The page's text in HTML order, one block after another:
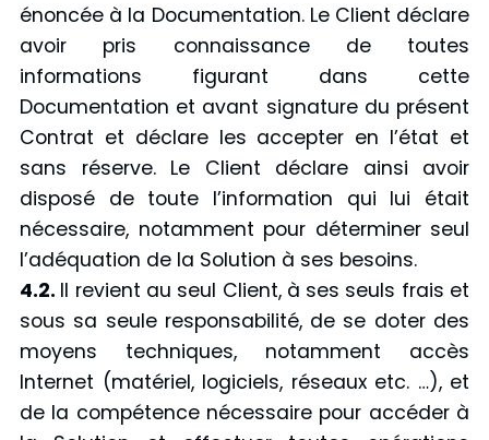
énoncée à la Documentation. Le Client déclare
avoir pris connaissance de toutes
informations figurant dans cette
Documentation et avant signature du présent
Contrat et déclare les accepter en l’état et
sans réserve. Le Client déclare ainsi avoir
disposé de toute l’information qui lui était
nécessaire, notamment pour déterminer seul
l’adéquation de la Solution à ses besoins.
4.2. Il revient au seul Client, à ses seuls frais et
sous sa seule responsabilité, de se doter des
moyens techniques, notamment accès
Internet (matériel, logiciels, réseaux etc. …), et
de la compétence nécessaire pour accéder à